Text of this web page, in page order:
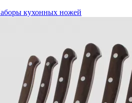
кухонных ножей